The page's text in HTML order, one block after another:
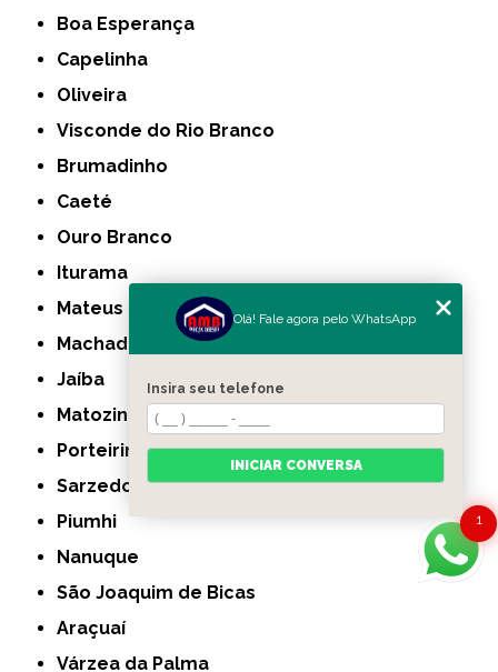
Boa Esperança
Capelinha
Oliveira
Visconde do Rio Branco
Brumadinho
Caeté
Ouro Branco
Iturama
Mateus Leme
Machado
Jaíba
Matozinhos
Porteirinha
Sarzedo
Piumhi
Nanuque
São Joaquim de Bicas
Araçuaí
Várzea da Palma
1
Olá! Fale agora pelo WhatsApp
Insira seu telefone
INICIAR CONVERSA